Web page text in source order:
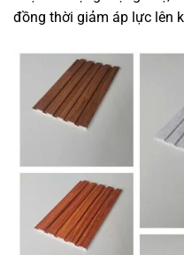
đồng thời giảm áp lực lên